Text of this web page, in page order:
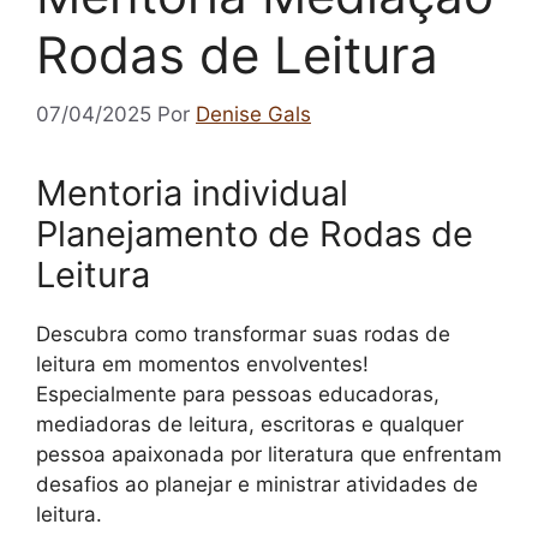
Rodas de Leitura
07/04/2025 Por Denise Gals
Mentoria individual
Planejamento de Rodas de
Leitura
Descubra como transformar suas rodas de
leitura em momentos envolventes!
Especialmente para pessoas educadoras,
mediadoras de leitura, escritoras e qualquer
pessoa apaixonada por literatura que enfrentam
desafios ao planejar e ministrar atividades de
leitura.